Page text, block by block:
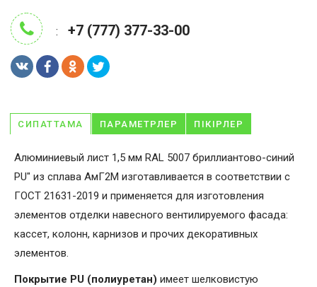
: +7 (777) 377-33-00
СИПАТТАМА ПАРАМЕТРЛЕР ПІКІРЛЕР
Алюминиевый лист 1,5 мм RAL 5007 бриллиантово-синий
PU" из сплава АмГ2М изготавливается в соответствии с
ГОСТ 21631-2019 и применяется для изготовления
элементов отделки навесного вентилируемого фасада:
кассет, колонн, карнизов и прочих декоративных
элементов.
Покрытие PU (полиуретан) имеет шелковистую